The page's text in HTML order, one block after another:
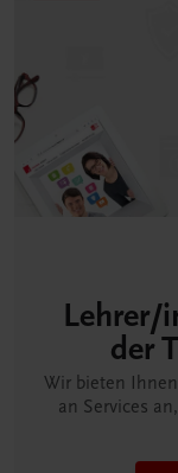
Lehrer/
der
Wir bieten Ihnen
an Services